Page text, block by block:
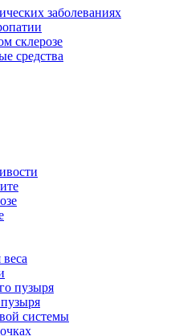
заболеваниях
склерозе
средства
пузыря
системы